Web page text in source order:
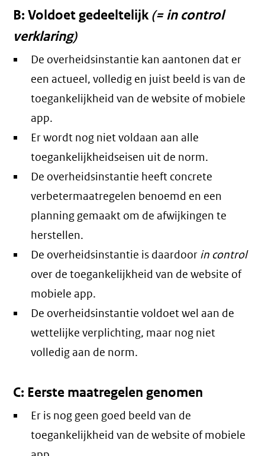
B: Voldoet gedeeltelijk(= in control
verklaring)
De overheidsinstantie kan aantonen dat er
een actueel, volledig en juist beeld is van de
toegankelijkheid van de website of mobiele
app.
Er wordt nog niet voldaan aan alle
toegankelijkheidseisen uit de norm.
De overheidsinstantie heeft concrete
verbetermaatregelen benoemd en een
planning gemaakt om de afwijkingen te
herstellen.
De overheidsinstantie is daardoor in control
over de toegankelijkheid van de website of
mobiele app.
De overheidsinstantie voldoet wel aan de
wettelijke verplichting, maar nog niet
volledig aan de norm.
C: Eerste maatregelen genomen
Er is nog geen goed beeld van de
toegankelijkheid van de website of mobiele